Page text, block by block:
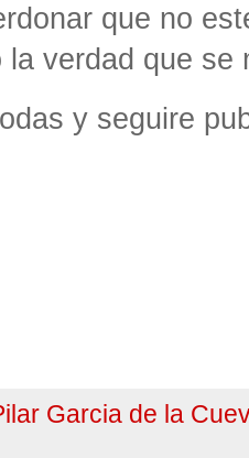
que no
la verdad que se
y seguire
Garcia de la